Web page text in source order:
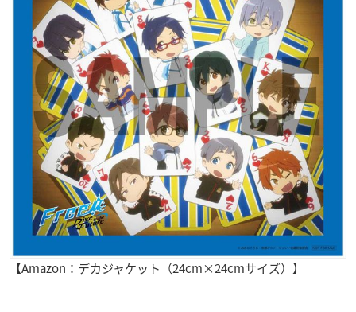
【Amazon：デカジャケット（24cm×24cmサイズ）】